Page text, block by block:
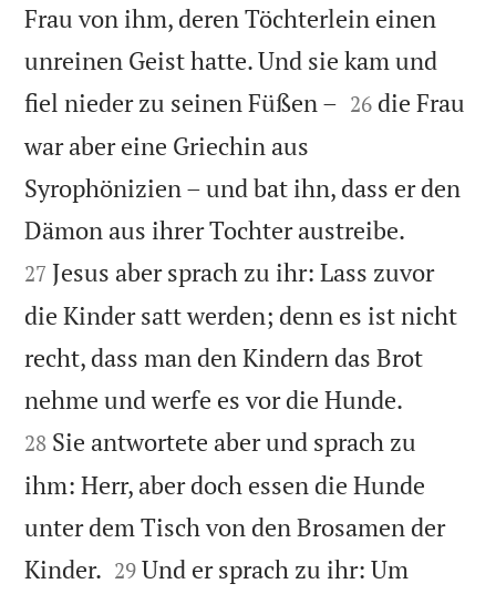
Frau von ihm, deren Töchterlein einen
unreinen Geist hatte. Und sie kam und
fiel nieder zu seinen Füßen – 

26 die Frau
war aber eine Griechin aus
Syrophönizien – und bat ihn, dass er den
Dämon aus ihrer Tochter austreibe.
27 Jesus aber sprach zu ihr: Lass zuvor
die Kinder satt werden; denn es ist nicht
recht, dass man den Kindern das Brot
nehme und werfe es vor die Hunde.
28 Sie antwortete aber und sprach zu
ihm: Herr, aber doch essen die Hunde
unter dem Tisch von den Brosamen der
Kinder. 

29 Und er sprach zu ihr: Um